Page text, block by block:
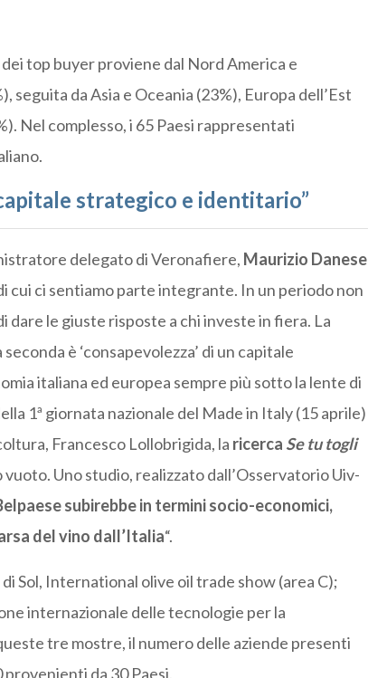
top buyer proviene dal Nord America e
seguita da Asia e Oceania (23%), Europa dell’Est
Nel complesso, i 65 Paesi rappresentati
strategico e identitario”
delegato di Veronafiere, Maurizio Danese
cui ci sentiamo parte integrante. In un periodo non
le giuste risposte a chi investe in fiera. La
è ‘consapevolezza’ di un capitale
italiana ed europea sempre più sotto la lente di
1ª giornata nazionale del Made in Italy (15 aprile)
Francesco Lollobrigida, la ricerca Se tu togli
Uno studio, realizzato dall’Osservatorio Uiv-
subirebbe in termini socio-economici,
del vino dall’Italia“.
Sol, International olive oil trade show (area C);
internazionale delle tecnologie per la
tre mostre, il numero delle aziende presenti
da 30 Paesi.